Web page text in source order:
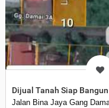
Dijual Tanah Siap
Jalan Bina Jaya Gang